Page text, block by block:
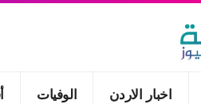
اخبار الاردن الوفيات